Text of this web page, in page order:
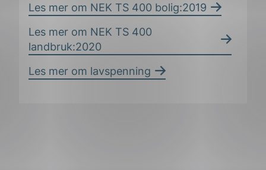
Les mer om NEK TS 400 bolig:2019
Les mer om NEK TS 400
landbruk:2020
Les mer om lavspenning